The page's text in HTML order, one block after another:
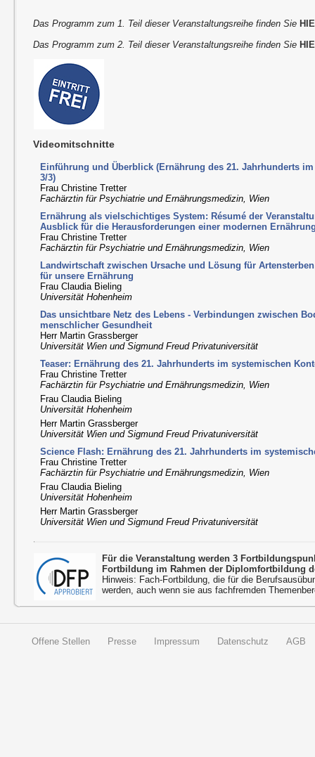
Das Programm zum 1. Teil dieser Veranstaltungsreihe finden Sie
Das Programm zum 2. Teil dieser Veranstaltungsreihe finden Sie
Videomitschnitte
Einführung und Überblick (Ernährung des 21. Jahrhunderts
3/3)
Frau Christine Tretter
Fachärztin für Psychiatrie und Ernährungsmedizin, Wien
Ernährung als vielschichtiges System: Résumé der
Ausblick für die Herausforderungen einer modernen
Frau Christine Tretter
Fachärztin für Psychiatrie und Ernährungsmedizin, Wien
Landwirtschaft zwischen Ursache und Lösung für
für unsere Ernährung
Frau Claudia Bieling
Universität Hohenheim
Das unsichtbare Netz des Lebens - Verbindungen zwischen
menschlicher Gesundheit
Herr Martin Grassberger
Universität Wien und Sigmund Freud Privatuniversität
Teaser: Ernährung des 21. Jahrhunderts im systemischen
Frau Christine Tretter
Fachärztin für Psychiatrie und Ernährungsmedizin, Wien
Frau Claudia Bieling
Universität Hohenheim
Herr Martin Grassberger
Universität Wien und Sigmund Freud Privatuniversität
Science Flash: Ernährung des 21. Jahrhunderts im
Frau Christine Tretter
Fachärztin für Psychiatrie und Ernährungsmedizin, Wien
Frau Claudia Bieling
Universität Hohenheim
Herr Martin Grassberger
Universität Wien und Sigmund Freud Privatuniversität
Für die Veranstaltung werden 3
Fortbildung im Rahmen der Diplomfortbildung
Hinweis: Fach-Fortbildung, die für die
werden, auch wenn sie aus fachfremden
Offene Stellen Presse Impressum Datenschutz AGB